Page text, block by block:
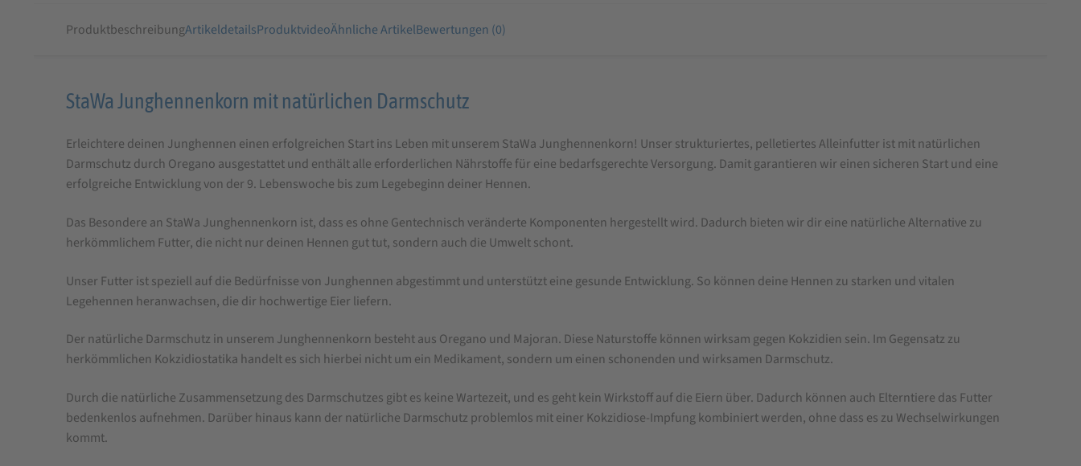
ProduktbeschreibungArtikeldetailsProduktvideoÄhnliche ArtikelBewertungen (0)
Produktbeschreibung
StaWa
Junghennenkorn
natürlichen
Darmschutz
|
ohne
StaWa Junghennenkorn mit natürlichen Darmschutz
Erleichtere deinen Junghennen einen erfolgreichen Start ins Leben mit unserem StaWa Junghennenkorn! Unser strukturiertes, pelletiertes Alleinfutter ist mit natürlichen
Darmschutz durch Oregano ausgestattet und enthält alle erforderlichen Nährstoffe für eine bedarfsgerechte Versorgung. Damit garantieren wir einen sicheren Start und eine
erfolgreiche Entwicklung von der 9. Lebenswoche bis zum Legebeginn deiner Hennen.
Das Besondere an StaWa Junghennenkorn ist, dass es ohne Gentechnisch veränderte Komponenten hergestellt wird. Dadurch bieten wir dir eine natürliche Alternative zu
herkömmlichem Futter, die nicht nur deinen Hennen gut tut, sondern auch die Umwelt schont.
Unser Futter ist speziell auf die Bedürfnisse von Junghennen abgestimmt und unterstützt eine gesunde Entwicklung. So können deine Hennen zu starken und vitalen
Legehennen heranwachsen, die dir hochwertige Eier liefern.
Der natürliche Darmschutz in unserem Junghennenkorn besteht aus Oregano und Majoran. Diese Naturstoffe können wirksam gegen Kokzidien sein. Im Gegensatz zu
herkömmlichen Kokzidiostatika handelt es sich hierbei nicht um ein Medikament, sondern um einen schonenden und wirksamen Darmschutz.
Durch die natürliche Zusammensetzung des Darmschutzes gibt es keine Wartezeit, und es geht kein Wirkstoff auf die Eiern über. Dadurch können auch Elterntiere das Futter
bedenkenlos aufnehmen. Darüber hinaus kann der natürliche Darmschutz problemlos mit einer Kokzidiose-Impfung kombiniert werden, ohne dass es zu Wechselwirkungen
kommt.